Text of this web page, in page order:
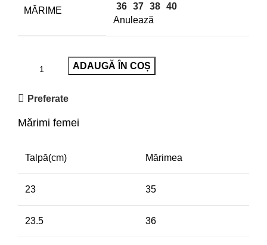
MĂRIME 36 37 38 40
Anulează
ADAUGĂ ÎN COȘ
Preferate
Mărimi femei
Talpă(cm) Mărimea
23 35
23.5 36